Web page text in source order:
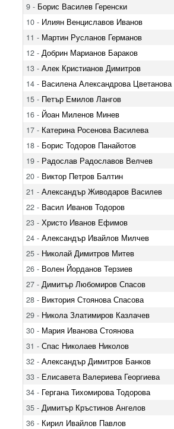
9 - Борис Василев Геренски
10 - Илиян Венциславов Иванов
11 - Мартин Русланов Германов
12 - Добрин Марианов Бараков
13 - Алек Кристианов Димитров
14 - Василена Александрова Цветанова
15 - Петър Емилов Лангов
16 - Йоан Миленов Минев
17 - Катерина Росенова Василева
18 - Борис Тодоров Панайотов
19 - Радослав Радославов Велчев
20 - Виктор Петров Балтин
21 - Александър Живодаров Василев
22 - Васил Иванов Тодоров
23 - Христо Иванов Ефимов
24 - Александър Ивайлов Милчев
25 - Николай Димитров Митев
26 - Волен Йорданов Терзиев
27 - Димитър Любомиров Спасов
28 - Виктория Стоянова Спасова
29 - Никола Златимиров Казлачев
30 - Мария Иванова Стоянова
31 - Спас Николаев Николов
32 - Александър Димитров Банков
33 - Елисавета Валериева Георгиева
34 - Гергана Тихомирова Тодорова
35 - Димитър Кръстинов Ангелов
36 - Кирил Ивайлов Павлов